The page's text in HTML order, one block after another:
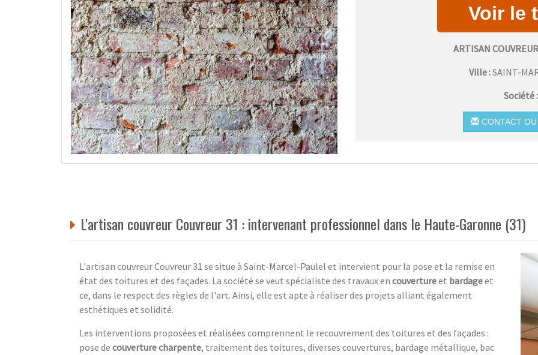
ARTISAN
Ville :SAINT-
Société
CONTACT OU
L'artisan couvreur Couvreur 31 : intervenant professionnel dans le Haute-Garonne (31)
L'artisan couvreur Couvreur 31 se situe à Saint-Marcel-Paulel et intervient pour la pose et la remise en
état des toitures et des façades. La société se veut spécialiste des travaux en couvertureet bardageet
ce, dans le respect des règles de l'art. Ainsi, elle est apte à réaliser des projets alliant également
esthétiques et solidité.
Les interventions proposées et réalisées comprennent le recouvrement des toitures et des façades :
pose de couverture charpente, traitement des toitures, diverses couvertures, bardage métallique, bac